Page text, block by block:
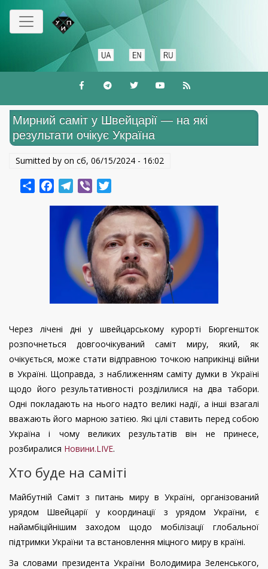
Перейти
основного
Мирний саміт у Швейцарії — на які
результати очікує Україна
Sumitted by on сб, 06/15/2024 - 16:02
ShareFacebookTelegram
Viber
Через лічені дні у швейцарському курорті Бюргеншток
розпочнеться довгоочікуваний саміт миру, який, як
очікується, може стати відправною точкою наприкінці війни
в Україні. Щоправда, з наближенням саміту думки в Україні
щодо його результативності розділилися на два табори.
Одні покладають на нього надто великі надії, а інші взагалі
вважають його марною затією. Які цілі ставить перед собою
Україна і чому великих результатів він не принесе,
розбиралися Новини.LIVE.
Хто буде на саміті
Майбутній Саміт з питань миру в Україні, організований
урядом Швейцарії у координації з урядом України, є
найамбіційнішим заходом щодо мобілізації глобальної
підтримки України та встановлення міцного миру в країні.
За словами президента України Володимира Зеленського,